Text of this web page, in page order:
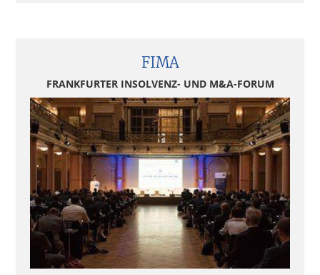
FIMA
FRANKFURTER INSOLVENZ- UND M&A-FORUM